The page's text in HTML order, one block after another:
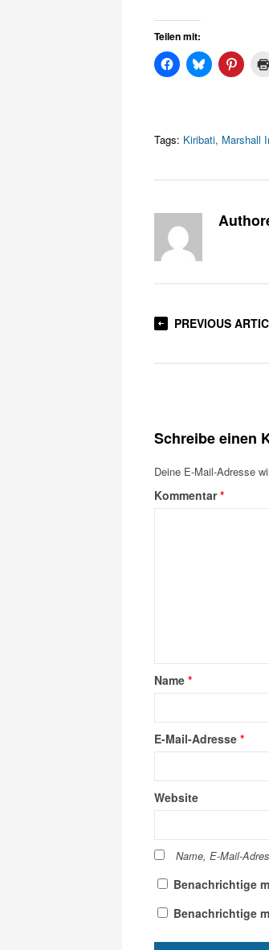
Teilen mit:
Tags: Kiribati, Marshall
PREVIOUS
Schreibe einen
Deine E-Mail-Adresse
Kommentar*
Name *
E-Mail-Adresse *
Website
Name, E-Mail-
Benachrichtige
Benachrichtige